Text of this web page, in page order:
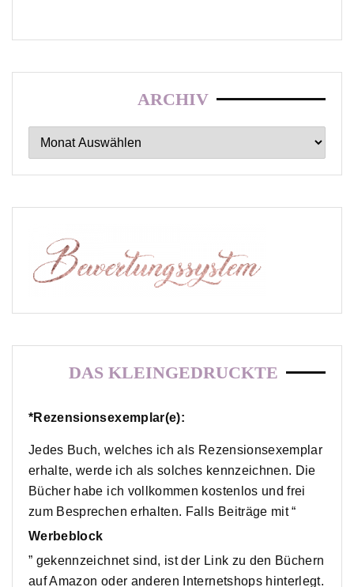
ARCHIV
Archiv
DAS KLEINGEDRUCKTE
*Rezensionsexemplar(e):
Jedes Buch, welches ich als Rezensionsexemplar
erhalte, werde ich als solches kennzeichnen. Die
Bücher habe ich vollkommen kostenlos und frei
zum Besprechen erhalten. Falls Beiträge mit “
Werbeblock
” gekennzeichnet sind, ist der Link zu den Büchern
auf Amazon oder anderen Internetshops hinterlegt.